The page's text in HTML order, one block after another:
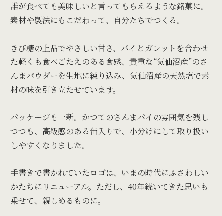
誰が食べても美味しいと言ってもらえるような銘菓に。
素材や製法にもこだわって、自分たちでつくる。
きび糖の上品でやさしい甘さ、パイとガレットを合わせ
た軽くも食べごたえのある食感、貴重な“気仙沼産”のさ
んまパウダーを生地に練り込み、気仙沼産の天然塩で素
材の味を引き立たせています。
パッケージも一新。かつてのさんまパイの雰囲気を残し
つつも、高級感のある缶入りで、小分けにして取り扱い
しやすくなりました。
手書きで書かれていたロゴは、いまの時代にふさわしい
かたちにリニューアル。ただし、40年続いてきた思いも
乗せて、親しめるものに。